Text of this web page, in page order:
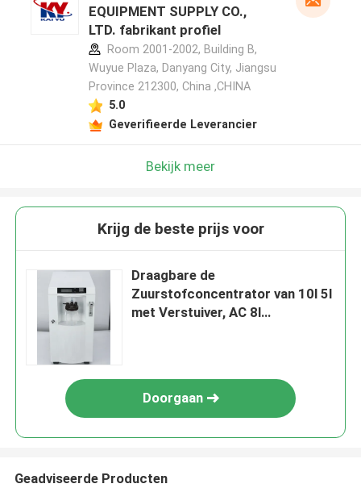
EQUIPMENT SUPPLY CO.,
LTD. fabrikant profiel
Room 2001-2002, Building B,
Wuyue Plaza, Danyang City, Jiangsu
Province 212300, China ,CHINA
5.0
Geverifieerde Leverancier
Bekijk meer
Krijg de beste prijs voor
Draagbare de
Zuurstofconcentrator van 10l 5l
met Verstuiver, AC 8l
Doorgaan
Geadviseerde Producten